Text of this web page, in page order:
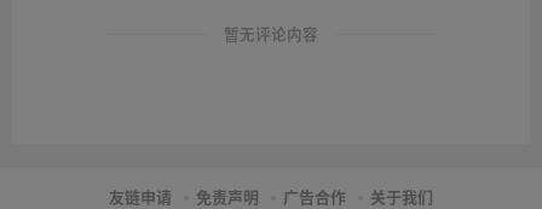
暂无评论内容
友链申请 免责声明 广告合作 关于我们